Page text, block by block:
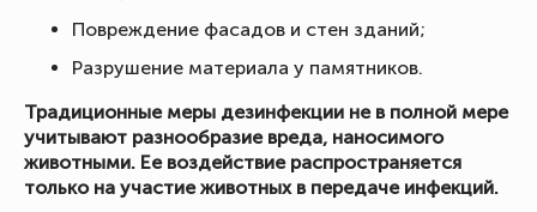
Повреждение фасадов и стен зданий;
Разрушение материала у памятников.
Традиционные меры дезинфекции не в полной мере
учитывают разнообразие вреда, наносимого
животными. Ее воздействие распространяется
только на участие животных в передаче инфекций.